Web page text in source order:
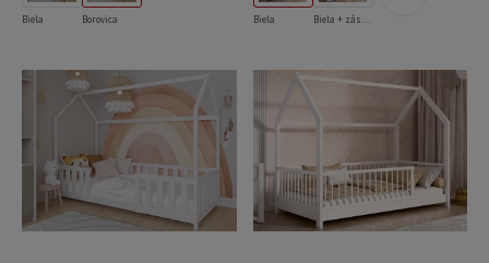
Biela Borovica Biela